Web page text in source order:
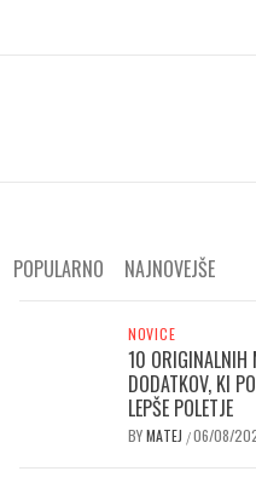
POPULARNO NAJNOVEJŠE
NOVICE
10 ORIGINALNIH
DODATKOV, KI
LEPŠE POLETJE
BYMATEJ /06/08/